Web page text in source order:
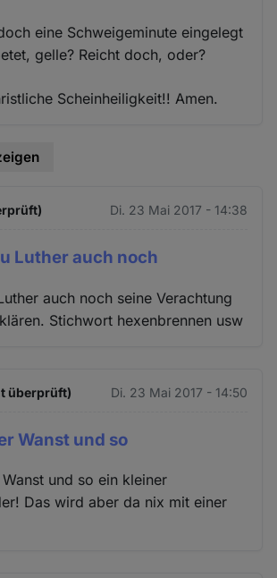
eine Schweigeminute eingelegt
gelle? Reicht doch, oder?
Scheinheiligkeit!! Amen.
Di. 23 Mai 2017 - 14:38
Luther auch noch
auch noch seine Verachtung
Stichwort hexenbrennen usw
überprüft) Di. 23 Mai 2017 - 14:50
Wanst und so
und so ein kleiner
Das wird aber da nix mit einer